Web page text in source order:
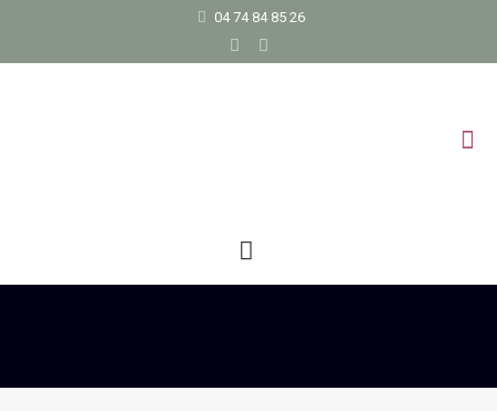
04 74 84 85 26